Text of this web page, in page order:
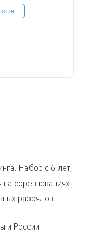
Набор с 6 лет,
на соревнованиях
разрядов.
и России.